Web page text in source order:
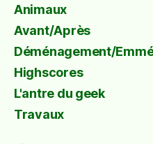
Animaux
Avant/Après
Déménagement/
Highscores
L'antre du geek
Travaux